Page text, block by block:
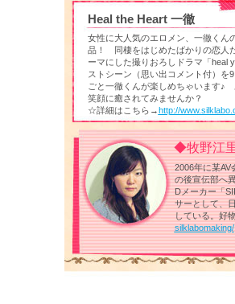
◆牧野江
2006年に某AV
の後宣伝部へ
Dメーカー「
サーとして、
している。好
silklabomaking/
Heal the Heart 一徹
女性に大人気のエロメン、一徹くん
品！ 同棲をはじめたばかりの恋人
ーマにした撮りおろしドラマ「heal
ストシーン（思い出コメント付）
ごと一徹くんが楽しめちゃいます♪
笑顔に癒されてみませんか？
☆詳細はこちら→http://